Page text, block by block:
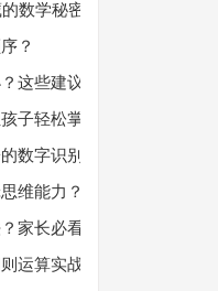
数学秘密？
？
这些建议或许有帮助！
子轻松掌握数字顺序？
数字识别能力？
维能力？
家长必看的实用技巧！
运算实战指南